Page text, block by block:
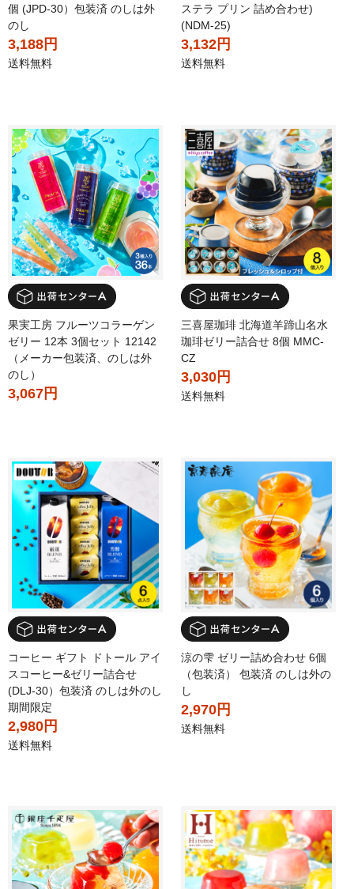
個 (JPD-30）包装済 のしは外
のし
3,188円
送料無料
ステラ プリン 詰め合わせ)
(NDM-25)
3,132円
送料無料
果実工房 フルーツコラーゲン
ゼリー 12本 3個セット 12142
（メーカー包装済、のしは外
のし）
3,067円
三喜屋珈琲 北海道羊蹄山名水
珈琲ゼリー詰合せ 8個 MMC-
CZ
3,030円
送料無料
コーヒー ギフト ドトール アイ
スコーヒー&ゼリー詰合せ
(DLJ-30）包装済 のしは外のし
期間限定
2,980円
送料無料
涼の雫 ゼリー詰め合わせ 6個
（包装済） 包装済 のしは外の
し
2,970円
送料無料